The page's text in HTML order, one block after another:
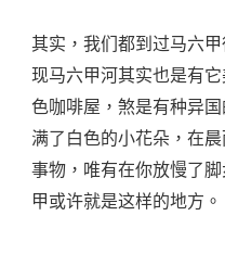
其实，我们都到过马六
现马六甲河其实也是有
色咖啡屋，煞是有种异
满了白色的小花朵，在
事物，唯有在你放慢了
甲或许就是这样的地方。